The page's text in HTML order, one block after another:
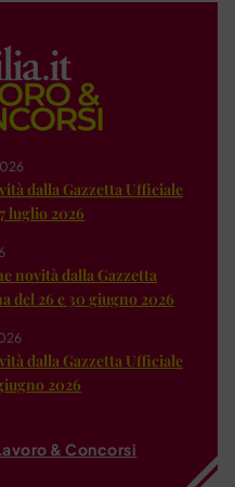
dalla Gazzetta Ufficiale
luglio 2026
novità dalla Gazzetta
del 26 e 30 giugno 2026
dalla Gazzetta Ufficiale
2026
& Concorsi